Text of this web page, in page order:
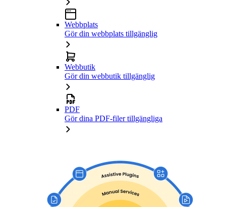
Webbplats
Gör din webbplats tillgänglig
Webbutik
Gör din webbutik tillgänglig
PDF
Gör dina PDF-filer tillgängliga